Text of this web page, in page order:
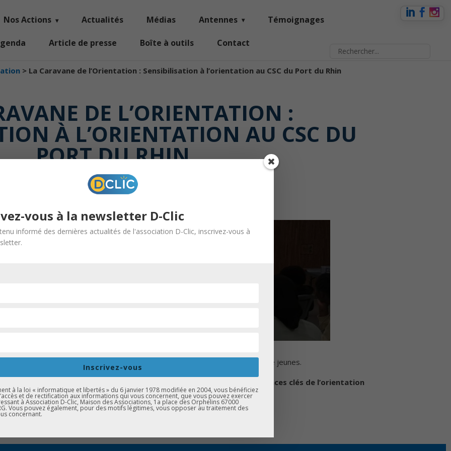
Nos Actions Actualités Médias Antennes Témoignages
Article de presse Boîte à outils Contact
> La Caravane de l’Orientation : Sensibilisation à l’orientation au CSC du Port du Rhin
DE L’ORIENTATION :
À L’ORIENTATION AU CSC DU
PORT DU RHIN
pour une nouvelle
auprès de jeunes.
que la gestion du
rappeler les échéances clés de l’orientation
des jeunesconcernant leur parcours scolaire et leurs choix futurs.
vous à la newsletter D-Clic
informé des dernières actualités de l'association D-Clic, inscrivez-vous à
Inscrivez-vous
à la loi « informatique et libertés » du 6 janvier 1978 modifiée en 2004, vous bénéficiez
et de rectification aux informations qui vous concernent, que vous pouvez exercer
à Association D-Clic, Maison des Associations, 1a place des Orphelins 67000
Vous pouvez également, pour des motifs légitimes, vous opposer au traitement des
concernant.